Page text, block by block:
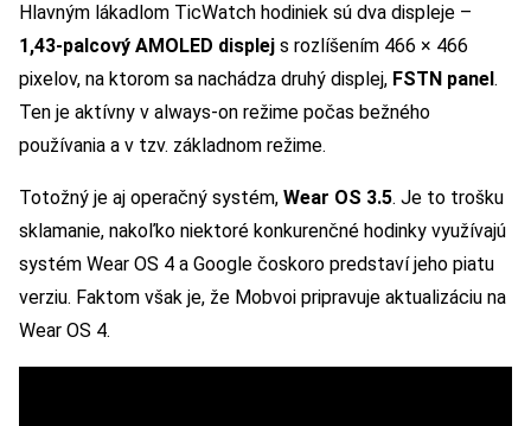
Hlavným lákadlom TicWatch hodiniek sú dva displeje –
1,43-palcový AMOLED displej s rozlíšením 466 × 466
pixelov, na ktorom sa nachádza druhý displej, FSTN panel.
Ten je aktívny v always-on režime počas bežného
používania a v tzv. základnom režime.
Totožný je aj operačný systém, Wear OS 3.5. Je to trošku
sklamanie, nakoľko niektoré konkurenčné hodinky využívajú
systém Wear OS 4 a Google čoskoro predstaví jeho piatu
verziu. Faktom však je, že Mobvoi pripravuje aktualizáciu na
Wear OS 4.